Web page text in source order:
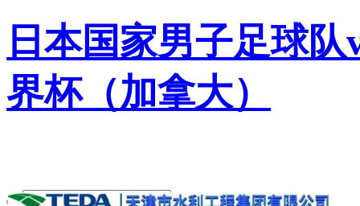
日本国家男子足球
界杯（加拿大）